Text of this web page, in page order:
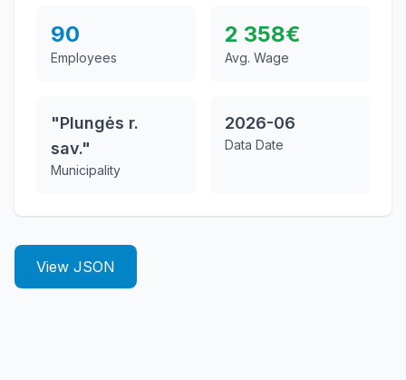
90
Employees
2 358€
Avg. Wage
"Plungės r.
sav."
Municipality
2026-06
Data Date
View JSON